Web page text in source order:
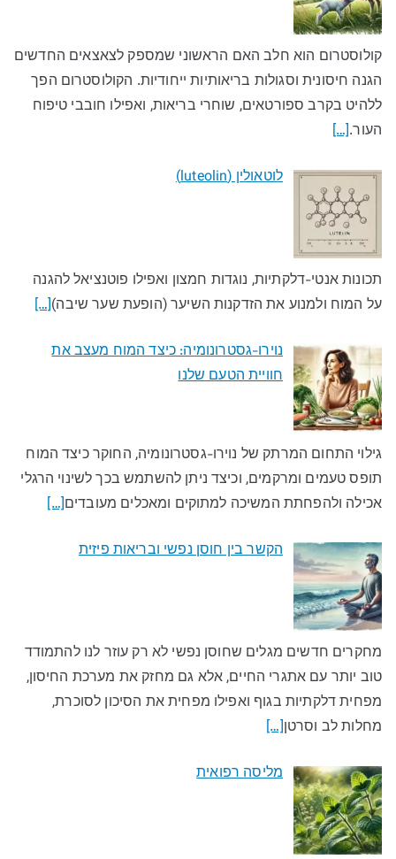
קולוסטרום הוא חלב האם הראשוני שמספק לצאצאים החדשים
הגנה חיסונית וסגולות בריאותיות ייחודיות. הקולוסטרום הפך
ללהיט בקרב ספורטאים, שוחרי בריאות, ואפילו חובבי טיפוח
העור.[…]
לוטאולין (luteolin)
תכונות אנטי-דלקתיות, נוגדות חמצון ואפילו פוטנציאל להגנה
על המוח ולמנוע את הזדקנות השיער (הופעת שער שיבה)[…]
נוירו-גסטרונומיה: כיצד המוח מעצב את
חוויית הטעם שלנו​
גילוי התחום המרתק של נוירו-גסטרונומיה, החוקר כיצד המוח
תופס טעמים ומרקמים, וכיצד ניתן להשתמש בכך לשינוי הרגלי
אכילה ולהפחתת המשיכה למתוקים ומאכלים מעובדים​[…]
הקשר בין חוסן נפשי ובריאות פיזית
מחקרים חדשים מגלים שחוסן נפשי לא רק עוזר לנו להתמודד
טוב יותר עם אתגרי החיים, אלא גם מחזק את מערכת החיסון,
מפחית דלקתיות בגוף ואפילו מפחית את הסיכון לסוכרת,
מחלות לב וסרטן[…]
מליסה רפואית